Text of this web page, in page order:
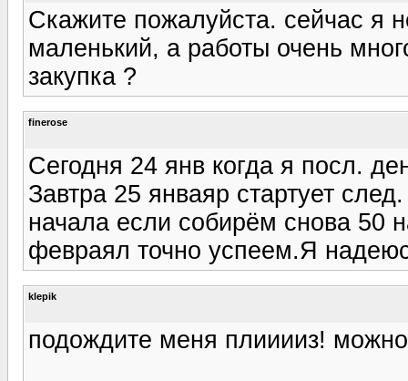
Скажите пожалуйста. сейчас я
маленький, а работы очень
закупка ?
finerose
Сегодня 24 янв когда я посл.
Завтра 25 янваяр стартует
начала если собирём снова 50
февраял точно успеем.Я
klepik
подождите меня плииииз! можно